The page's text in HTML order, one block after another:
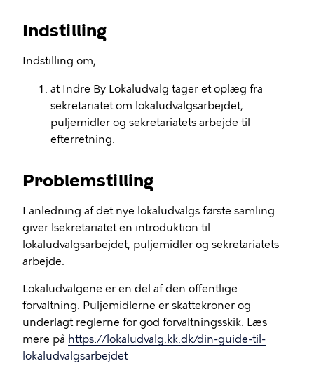
Indstilling
Indstilling om,
at Indre By Lokaludvalg tager et oplæg fra
sekretariatet om lokaludvalgsarbejdet,
puljemidler og sekretariatets arbejde til
efterretning.
Problemstilling
I anledning af det nye lokaludvalgs første samling
giver lsekretariatet en introduktion til
lokaludvalgsarbejdet, puljemidler og sekretariatets
arbejde.
Lokaludvalgene er en del af den offentlige
forvaltning. Puljemidlerne er skattekroner og
underlagt reglerne for god forvaltningsskik. Læs
mere på https://lokaludvalg.kk.dk/din-guide-til-
lokaludvalgsarbejdet